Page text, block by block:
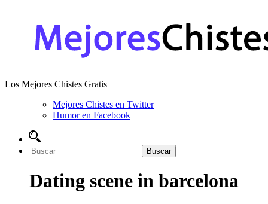
Los Mejores Chistes Gratis
Mejores Chistes en Twitter
Humor en Facebook
Dating scene in barcelona